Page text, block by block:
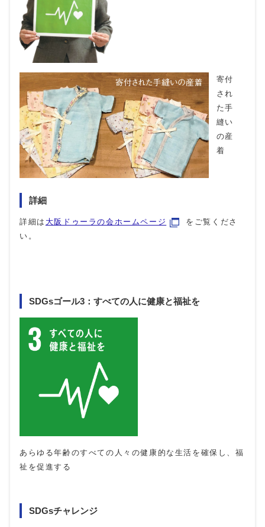
寄付
され
た手
縫い
の産
着
詳細
詳細は 大阪ドゥーラの会ホームページ
をご覧くださ
い。
SDGsゴール3：すべての人に健康と福祉を
あらゆる年齢のすべての人々の健康的な生活を確保し、福
祉を促進する
SDGsチャレンジ